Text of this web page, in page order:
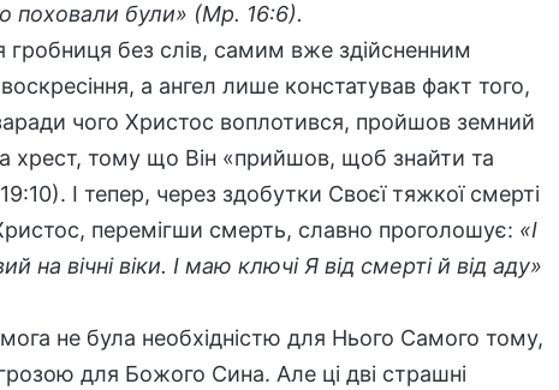
поховали були» (Мр. 16:6).
без слів, самим вже здійсненним
а ангел лише констатував факт того,
чого Христос воплотився, пройшов земний
хрест, тому що Він «прийшов, щоб знайти та
І тепер, через здобутки Своєї тяжкої смерті
перемігши смерть, славно проголошує: «І
вічні віки. І маю ключі Я від смерті й від аду»
не була необхідністю для Нього Самого тому,
для Божого Сина. Але ці дві страшні